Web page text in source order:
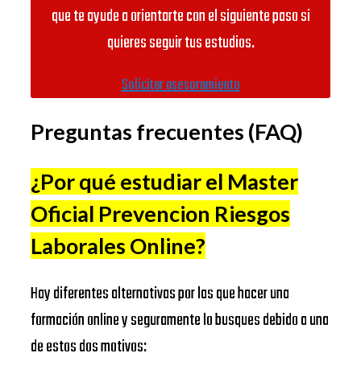
Barcelona
Universidad
Complutense https://www.ucm.es/
Universitat
de Barcelona
https://www.ub.edu/
EADA
https://www.eada.edu/es/
EAE
Business
https://www.eae.es/
URJC
Universidad
Rey Juan
ESADE
BUSINESS
BUSINESS
IESE
BUSINESS
SCHOOL
EADA
BUSINESS
que te ayude a orientarte con el siguiente paso si
quieres seguir tus estudios.
Solicitar asesoramiento
Preguntas frecuentes (FAQ)
¿Por qué estudiar el Master
Oficial Prevencion Riesgos
Laborales Online?
Hay diferentes alternativas por las que hacer una
formación online y seguramente lo busques debido a una
de estos dos motivos: